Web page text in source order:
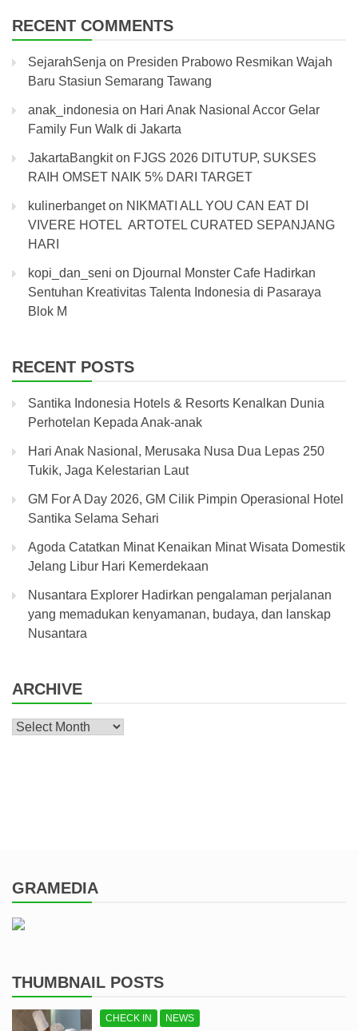
RECENT COMMENTS
SejarahSenja on Presiden Prabowo Resmikan Wajah
Baru Stasiun Semarang Tawang
anak_indonesia on Hari Anak Nasional Accor Gelar
Family Fun Walk di Jakarta
JakartaBangkiton FJGS 2026 DITUTUP, SUKSES
RAIH OMSET NAIK 5% DARI TARGET
kulinerbangeton NIKMATI ALL YOU CAN EAT DI
VIVERE HOTEL ARTOTEL CURATED SEPANJANG
HARI
kopi_dan_seni on Djournal Monster Cafe Hadirkan
Sentuhan Kreativitas Talenta Indonesia di Pasaraya
Blok M
RECENT POSTS
Santika Indonesia Hotels & Resorts Kenalkan Dunia
Perhotelan Kepada Anak-anak
Hari Anak Nasional, Merusaka Nusa Dua Lepas 250
Tukik, Jaga Kelestarian Laut
GM For A Day 2026, GM Cilik Pimpin Operasional Hotel
Santika Selama Sehari
Agoda Catatkan Minat Kenaikan Minat Wisata Domestik
Jelang Libur Hari Kemerdekaan
Nusantara Explorer Hadirkan pengalaman perjalanan
yang memadukan kenyamanan, budaya, dan lanskap
Nusantara
ARCHIVE
Archive
GRAMEDIA
THUMBNAIL POSTS
CHECK IN NEWS